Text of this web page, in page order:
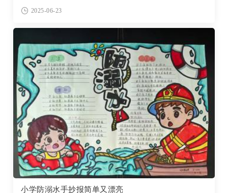
2025-06-23
小学防溺水手抄报简单又漂亮